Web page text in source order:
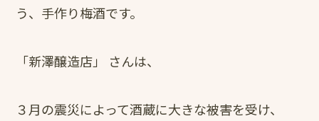
う、手作り梅酒です。
「新澤醸造店」 さんは、
３月の震災によって酒蔵に大きな被害を受け、